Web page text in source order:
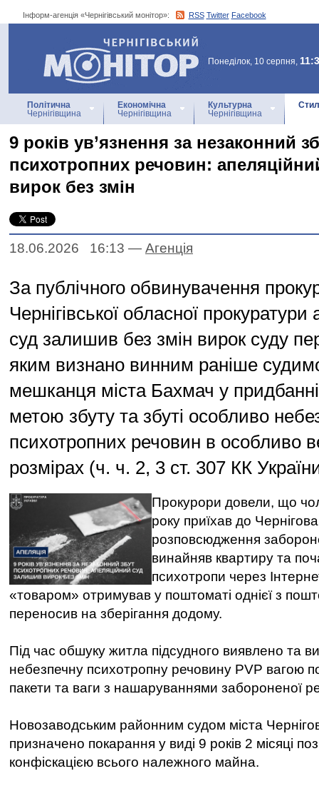
Інформ-агенція «Чернігівський монітор»: RSS Twitter Facebook
Інформ-агенція
«Чернігівський монітор»
Понеділок, 10 серпня,
Політична
Чернігівщина
Економічна
Чернігівщина
Культурна
Чернігівщина
9 років ув’язнення за незаконний
психотропних речовин:
вирок без змін
18.06.2026 16:13 — Агенцiя
За публічного обвинувачення
Чернігівської обласної
суд залишив без змін вирок суду
яким визнано винним раніше
мешканця міста Бахмач у придбанні,
метою збуту та збуті особливо
психотропних речовин в особливо
розмірах (ч. ч. 2, 3 ст. 307 КК
Прокурори довели, що
року приїхав до
розповсюдження
винайняв квартиру та
психотропи через
«товаром» отримував у поштоматі однієї з
переносив на зберігання додому.
Під час обшуку житла підсудного виявлено та
небезпечну психотропну речовину PVP вагою
пакети та ваги з нашаруваннями забороненої
Новозаводським районним судом міста
призначено покарання у виді 9 років 2 місяці
конфіскацією всього належного майна.